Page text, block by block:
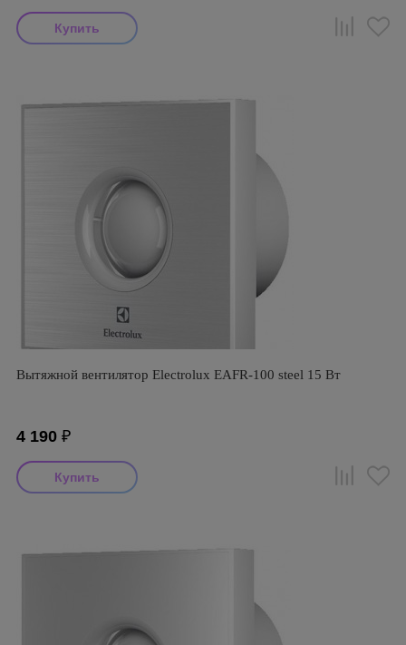
Вытяжной вентилятор Electrolux EAFR-100 steel 15 Вт
4 190 ₽